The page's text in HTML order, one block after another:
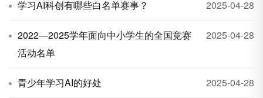
学习AI科创有哪些白名单赛事？ 2025-04-28
2022—2025学年面向中小学生的全国竞赛
活动名单
2025-04-28
青少年学习AI的好处 2025-04-28